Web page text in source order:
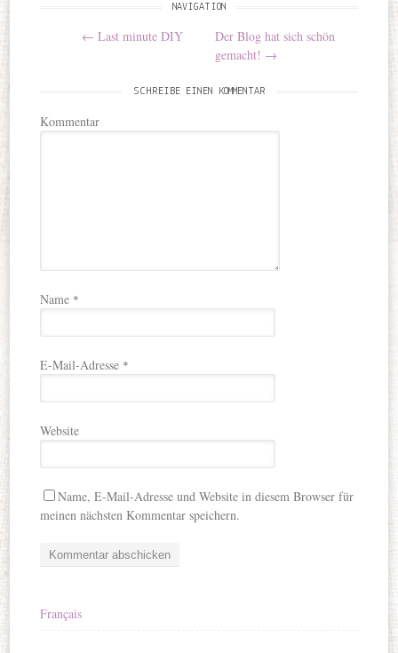
Post navigation
NAVIGATION
← Last minute DIY
Der Blog hat sich schön
gemacht! →
SCHREIBE EINEN KOMMENTAR
Kommentar
Name *
E-Mail-Adresse *
Website
Name, E-Mail-Adresse und Website in diesem Browser für
meinen nächsten Kommentar speichern.
Français